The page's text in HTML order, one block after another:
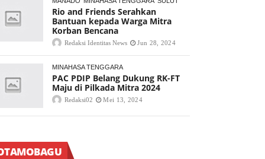
Rio and Friends Serahkan
Bantuan kepada Warga Mitra
Korban Bencana
Redaksi Identitas News Jun 28, 2024
MINAHASA TENGGARA
PAC PDIP Belang Dukung RK-FT
Maju di Pilkada Mitra 2024
Redaksi02 Mei 13, 2024